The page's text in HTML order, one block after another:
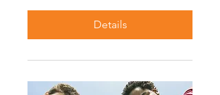
Details